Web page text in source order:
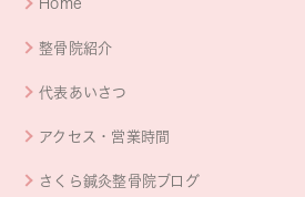
Home
整骨院紹介
代表あいさつ
アクセス・営業時間
さくら鍼灸整骨院ブログ